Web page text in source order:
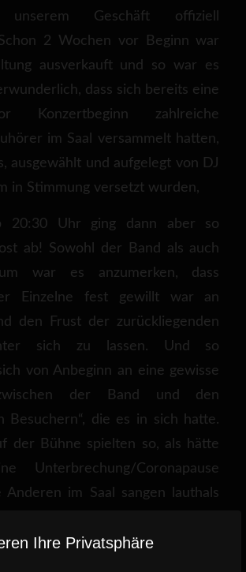
Ihre Privatsphäre
unserem Geschäft offiziell
2 Wochen vor Beginn war
ausverkauft und so war es
dass sich bereits eine
Konzertbeginn zahlreiche
im Saal versammelt hatten,
ausgewählt und aufgelegt von DJ
in Stimmung versetzt wurden,
20:30 Uhr ging dann aber so
ab! Sowohl der Band als auch
war es anzumerken, dass
Einzelne fest gewillt war an
den Frust der zurückliegenden
sich zu lassen. Und so
von Anbeginn an eine gewisse
der Band und den
Besuchern“, die es in sich hatte.
der Bühne spielten so, als hätte
Unterbrechung/Coronapause
Anderen im Saal sangen lauthals
Klängen der Musik oder einfach